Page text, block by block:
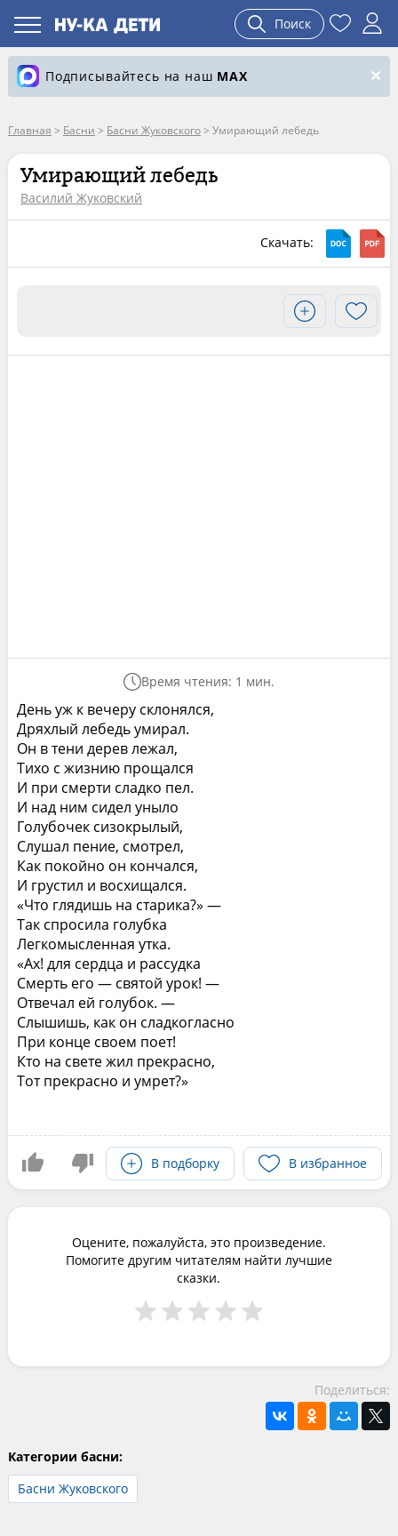
Поиск
Подписывайтесь на наш MAX
Главная > Басни > Басни Жуковского> Умирающий лебедь
Умирающий лебедь
Василий Жуковский
Скачать:
Время чтения: 1 мин.
День уж к вечеру склонялся,
Дряхлый лебедь умирал.
Он в тени дерев лежал,
Тихо с жизнию прощался
И при смерти сладко пел.
И над ним сидел уныло
Голубочек сизокрылый,
Слушал пение, смотрел,
Как покойно он кончался,
И грустил и восхищался.
«Что глядишь на старика?» —
Так спросила голубка
Легкомысленная утка.
«Ах! для сердца и рассудка
Смерть его — святой урок! —
Отвечал ей голубок. —
Слышишь, как он сладкогласно
При конце своем поет!
Кто на свете жил прекрасно,
Тот прекрасно и умрет?»
В подборку В избранное
Оцените, пожалуйста, это произведение.
Помогите другим читателям найти лучшие
сказки.
Поделиться:
Категории басни:
Басни Жуковского